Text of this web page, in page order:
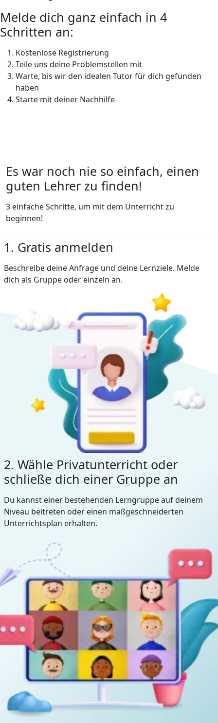
Melde dich ganz einfach in 4
Schritten an:
Kostenlose Registrierung
Teile uns deine Problemstellen mit
Warte, bis wir den idealen Tutor für dich gefunden
haben
Starte mit deiner Nachhilfe
Es war noch nie so einfach, einen
guten Lehrer zu finden!
3 einfache Schritte, um mit dem Unterricht zu
beginnen!
1. Gratis anmelden
Beschreibe deine Anfrage und deine Lernziele. Melde
dich als Gruppe oder einzeln an.
2. Wähle Privatunterricht oder
schließe dich einer Gruppe an
Du kannst einer bestehenden Lerngruppe auf deinem
Niveau beitreten oder einen maßgeschneiderten
Unterrichtsplan erhalten.